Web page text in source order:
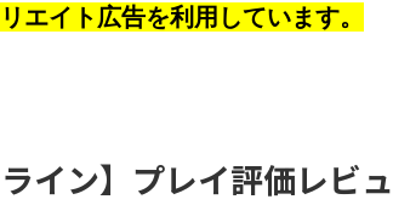
エイト広告を利用しています。
イン】プレイ評価レビ